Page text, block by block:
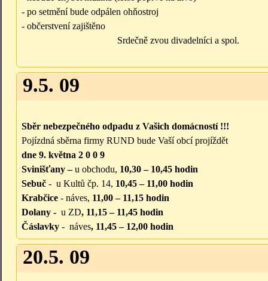
- po setmění bude odpálen ohňostroj
- občerstvení zajištěno
Srdečně zvou divadelníci a spol.
9.5. 09
Sběr nebezpečného odpadu z Vašich domácností !!!
Pojízdná sběrna firmy RUND bude Vaší obcí projíždět
dne 9. května 2 0 0 9
Svinišťany –u obchodu, 10,30 – 10,45 hodin
Sebuč - ­ u Kultů čp. 14, 10,45 – 11,00 hodin
Krabčice - náves, 11,00 – 11,15 hodin
Dolany - u ZD, 11,15 – 11,45 hodin
Čáslavky - náves, 11,45 – 12,00 hodin
20.5. 09